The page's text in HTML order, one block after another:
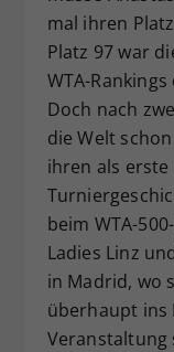
mal ihren
Platz 97 war
WTA-
Doch nach
die Welt
ihren als
beim WTA-
Ladies Linz
in Madrid, wo
überhaupt ins
Veranstaltung
Zweck